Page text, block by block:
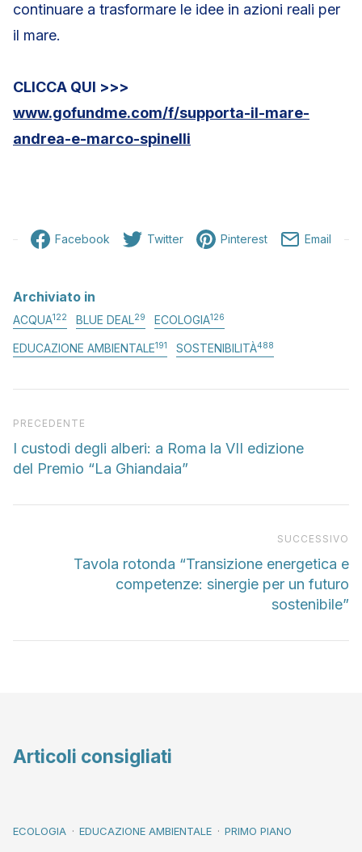
continuare a trasformare le idee in azioni reali per
il mare.
CLICCA QUI >>>
www.gofundme.com/f/supporta-il-mare-
andrea-e-marco-spinelli
Facebook Twitter Pinterest Email
Archiviato in
ACQUA122 BLUE DEAL29 ECOLOGIA126
EDUCAZIONE AMBIENTALE191 SOSTENIBILITÀ488
Articolo precedente
PRECEDENTE
I custodi degli alberi: a Roma la VII edizione
del Premio “La Ghiandaia”
SUCCESSIVO
Tavola rotonda “Transizione energetica e
competenze: sinergie per un futuro
sostenibile”
Articoli consigliati
ECOLOGIA EDUCAZIONE AMBIENTALE PRIMO PIANO